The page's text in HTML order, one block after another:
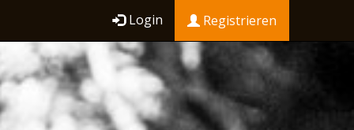
Login Registrieren